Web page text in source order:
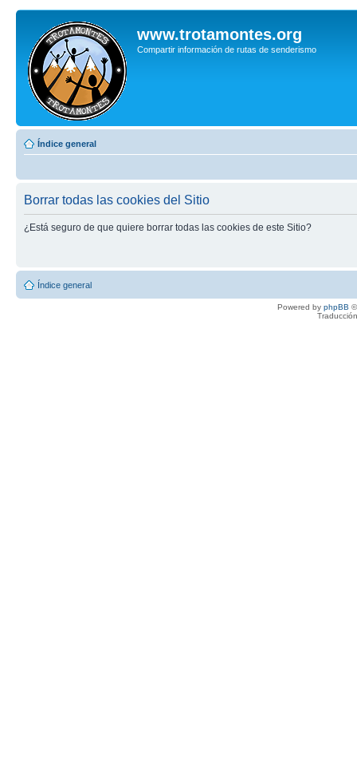
www.trotamontes.org
Compartir información de rutas de senderismo
Índice general
Borrar todas las cookies del Sitio
¿Está seguro de que quiere borrar todas las cookies de este Sitio?
Índice general
Powered by phpBB